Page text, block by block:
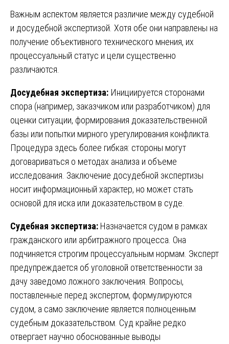
Важным аспектом является различие между судебной
и досудебной экспертизой. Хотя обе они направлены на
получение объективного технического мнения, их
процессуальный статус и цели существенно
различаются.
Досудебная экспертиза: Инициируется сторонами
спора (например, заказчиком или разработчиком) для
оценки ситуации, формирования доказательственной
базы или попытки мирного урегулирования конфликта.
Процедура здесь более гибкая: стороны могут
договариваться о методах анализа и объеме
исследования. Заключение досудебной экспертизы
носит информационный характер, но может стать
основой для иска или доказательством в суде.
Судебная экспертиза: Назначается судом в рамках
гражданского или арбитражного процесса. Она
подчиняется строгим процессуальным нормам. Эксперт
предупреждается об уголовной ответственности за
дачу заведомо ложного заключения. Вопросы,
поставленные перед экспертом, формулируются
судом, а само заключение является полноценным
судебным доказательством. Суд крайне редко
отвергает научно обоснованные выводы